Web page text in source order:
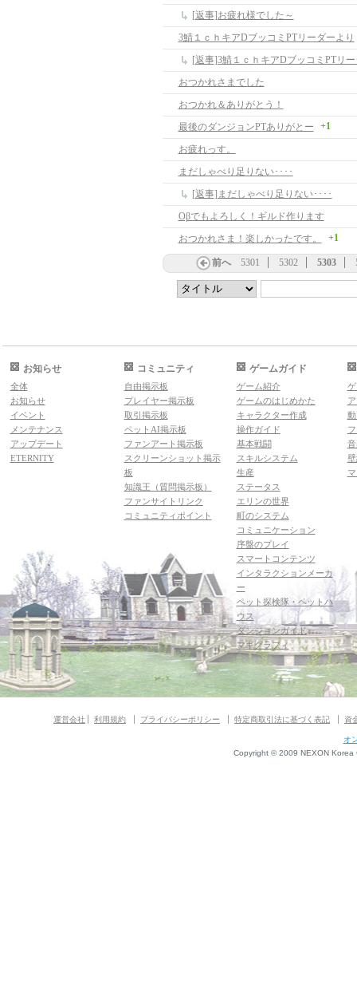
[返事]お疲れ様でした～
3鯖１ｃｈキアDブッコミPTリーダーより
[返事]3鯖１ｃｈキアDブッコミPTリ
おつかれさまでした
おつかれ＆ありがとう！
最後のダンジョンPTありがとー
+1
お疲れっす。
まだしゃべり足りない････
[返事]まだしゃべり足りない････
Oβでもよろしく！ギルド作ります
おつかれさま！楽しかったです。
+1
前へ 5301 5302 5303
お知らせ
全体
お知らせ
イベント
メンテナンス
アップデート
ETERNITY
コミュニティ
自由掲示板
プレイヤー掲示板
取引掲示板
ペットAI掲示板
ファンアート掲示板
スクリーンショット掲示
板
知識王（質問掲示板）
ファンサイトリンク
コミュニティポイント
ゲームガイド
ゲーム紹介
ゲームのはじめかた
キャラクター作成
操作ガイド
基本戦闘
スキルシステム
生産
ステータス
エリンの世界
町のシステム
コミュニケーション
序盤のプレイ
スマートコンテンツ
インタラクションメーカ
ー
ペット探検隊・ペットハ
ウス
ダンジョンガイド
マギグラフィ
運営会社 利用規約 プライバシーポリシー 特定商取引法に基づく表記 資
オ
Copyright © 2009 NEXON Korea